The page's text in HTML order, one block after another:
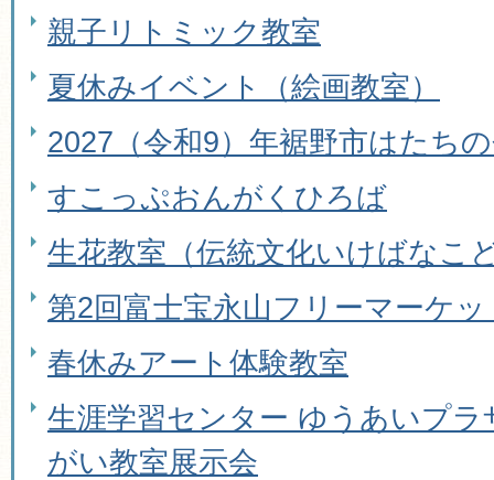
親子リトミック教室
夏休みイベント（絵画教室）
2027（令和9）年裾野市はたち
すこっぷおんがくひろば
生花教室（伝統文化いけばなこ
第2回富士宝永山フリーマーケ
春休みアート体験教室
生涯学習センター ゆうあいプ
がい教室展示会